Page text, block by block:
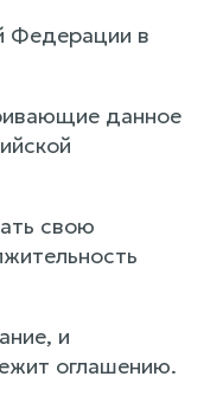
Федерации в
данное
свою
и
оглашению.